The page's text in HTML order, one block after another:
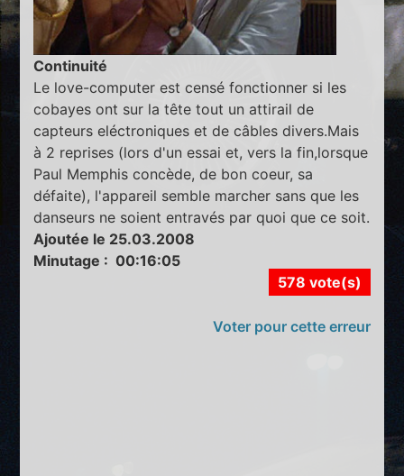
Continuité
Le love-computer est censé fonctionner si les
cobayes ont sur la tête tout un attirail de
capteurs eléctroniques et de câbles divers.Mais
à 2 reprises (lors d'un essai et, vers la fin,lorsque
Paul Memphis concède, de bon coeur, sa
défaite), l'appareil semble marcher sans que les
danseurs ne soient entravés par quoi que ce soit.
Ajoutée le 25.03.2008
Minutage : 00:16:05
578 vote(s)
Voter pour cette erreur